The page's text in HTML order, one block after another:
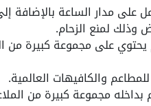
مدار الساعة بالإضافة إلى
وذلك لمنع الزحام.
على مجموعة كبيرة من
والكافيهات العالمية.
مجموعة كبيرة من